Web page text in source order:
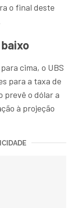
o final deste
cima, o UBS
para a taxa de
prevê o dólar a
à projeção